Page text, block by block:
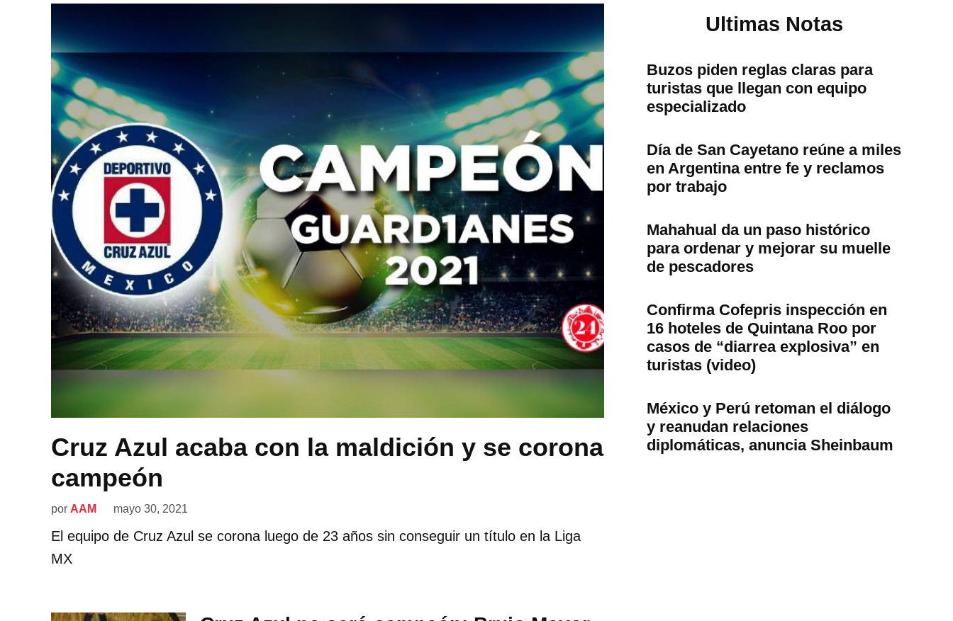
Cruz Azul acaba con la maldición y se corona
campeón
por AAM mayo 30, 2021
El equipo de Cruz Azul se corona luego de 23 años sin conseguir un título en la Liga
MX
Ultimas Notas
Buzos piden reglas claras para
turistas que llegan con equipo
especializado
Día de San Cayetano reúne a miles
en Argentina entre fe y reclamos
por trabajo
Mahahual da un paso histórico
para ordenar y mejorar su muelle
de pescadores
Confirma Cofepris inspección en
16 hoteles de Quintana Roo por
casos de “diarrea explosiva” en
turistas (video)
México y Perú retoman el diálogo
y reanudan relaciones
diplomáticas, anuncia Sheinbaum